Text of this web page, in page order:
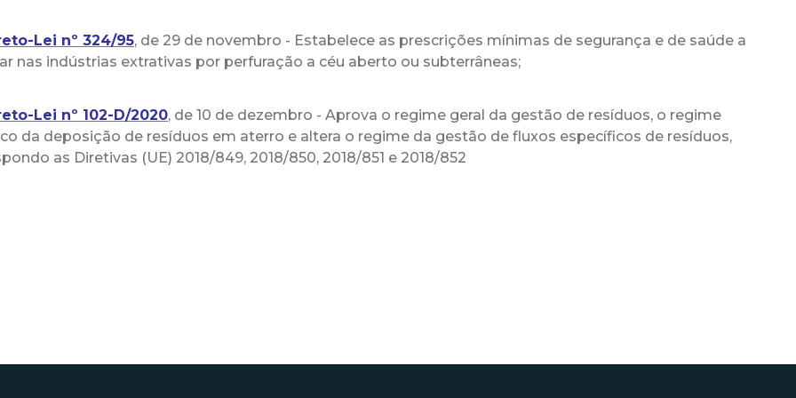
Lei nº 324/95, de 29 de novembro - Estabelece as prescrições mínimas de segurança e de saúde a
nas indústrias extrativas por perfuração a céu aberto ou subterrâneas;
Lei nº 102-D/2020, de 10 de dezembro - Aprova o regime geral da gestão de resíduos, o regime
da deposição de resíduos em aterro e altera o regime da gestão de fluxos específicos de resíduos,
as Diretivas (UE) 2018/849, 2018/850, 2018/851 e 2018/852